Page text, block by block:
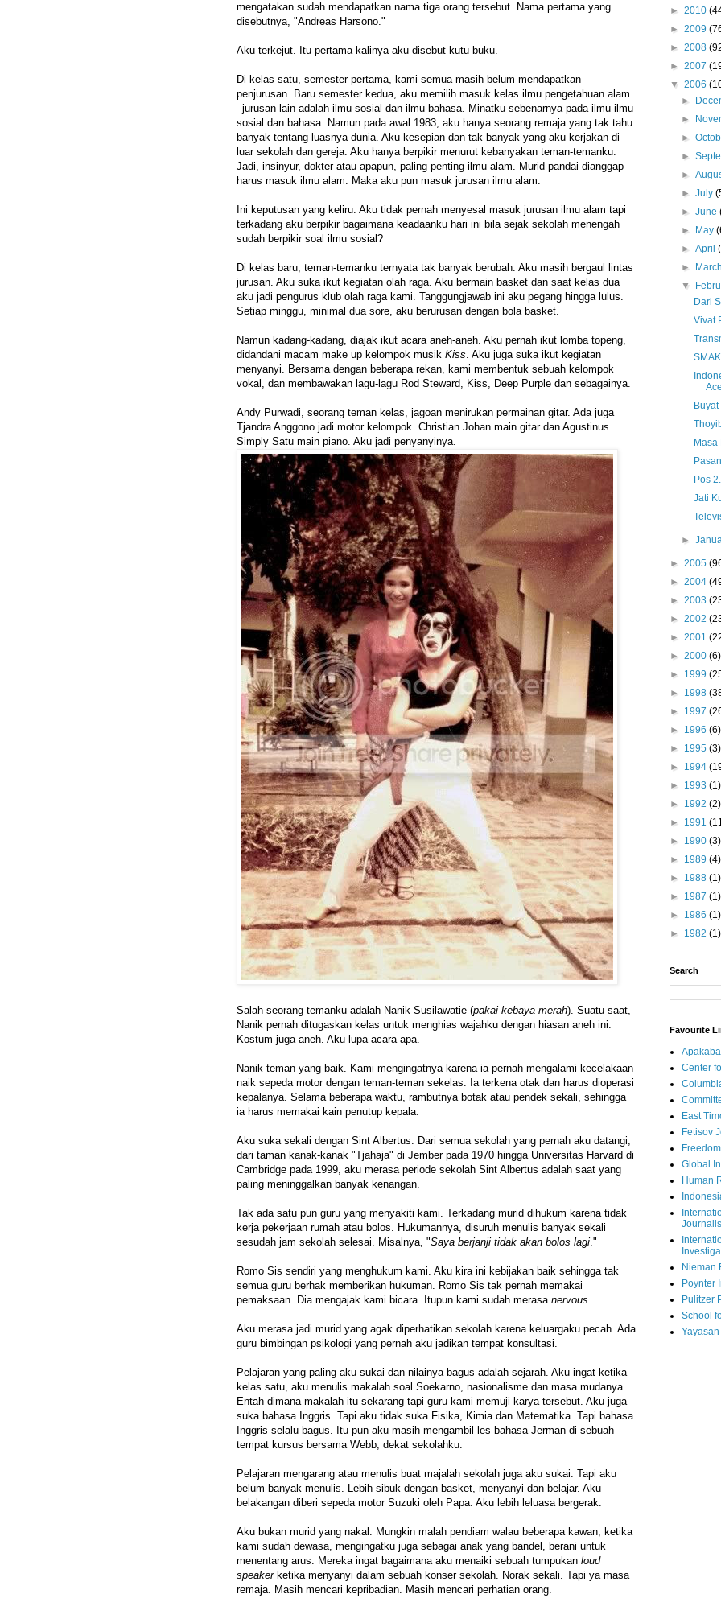
mengatakan sudah mendapatkan nama tiga orang tersebut. Nama pertama yang
disebutnya, "Andreas Harsono."
Aku terkejut. Itu pertama kalinya aku disebut kutu buku.
Di kelas satu, semester pertama, kami semua masih belum mendapatkan
penjurusan. Baru semester kedua, aku memilih masuk kelas ilmu pengetahuan alam
–jurusan lain adalah ilmu sosial dan ilmu bahasa. Minatku sebenarnya pada ilmu-ilmu
sosial dan bahasa. Namun pada awal 1983, aku hanya seorang remaja yang tak tahu
banyak tentang luasnya dunia. Aku kesepian dan tak banyak yang aku kerjakan di
luar sekolah dan gereja. Aku hanya berpikir menurut kebanyakan teman-temanku.
Jadi, insinyur, dokter atau apapun, paling penting ilmu alam. Murid pandai dianggap
harus masuk ilmu alam. Maka aku pun masuk jurusan ilmu alam.
Ini keputusan yang keliru. Aku tidak pernah menyesal masuk jurusan ilmu alam tapi
terkadang aku berpikir bagaimana keadaanku hari ini bila sejak sekolah menengah
sudah berpikir soal ilmu sosial?
Di kelas baru, teman-temanku ternyata tak banyak berubah. Aku masih bergaul lintas
jurusan. Aku suka ikut kegiatan olah raga. Aku bermain basket dan saat kelas dua
aku jadi pengurus klub olah raga kami. Tanggungjawab ini aku pegang hingga lulus.
Setiap minggu, minimal dua sore, aku berurusan dengan bola basket.
Namun kadang-kadang, diajak ikut acara aneh-aneh. Aku pernah ikut lomba topeng,
didandani macam make up kelompok musik Kiss. Aku juga suka ikut kegiatan
menyanyi. Bersama dengan beberapa rekan, kami membentuk sebuah kelompok
vokal, dan membawakan lagu-lagu Rod Steward, Kiss, Deep Purple dan sebagainya.
Andy Purwadi, seorang teman kelas, jagoan menirukan permainan gitar. Ada juga
Tjandra Anggono jadi motor kelompok. Christian Johan main gitar dan Agustinus
Simply Satu main piano. Aku jadi penyanyinya.
Salah seorang temanku adalah Nanik Susilawatie (pakai kebaya merah). Suatu saat,
Nanik pernah ditugaskan kelas untuk menghias wajahku dengan hiasan aneh ini.
Kostum juga aneh. Aku lupa acara apa.
Nanik teman yang baik. Kami mengingatnya karena ia pernah mengalami kecelakaan
naik sepeda motor dengan teman-teman sekelas. Ia terkena otak dan harus dioperasi
kepalanya. Selama beberapa waktu, rambutnya botak atau pendek sekali, sehingga
ia harus memakai kain penutup kepala.
Aku suka sekali dengan Sint Albertus. Dari semua sekolah yang pernah aku datangi,
dari taman kanak-kanak "Tjahaja" di Jember pada 1970 hingga Universitas Harvard di
Cambridge pada 1999, aku merasa periode sekolah Sint Albertus adalah saat yang
paling meninggalkan banyak kenangan.
Tak ada satu pun guru yang menyakiti kami. Terkadang murid dihukum karena tidak
kerja pekerjaan rumah atau bolos. Hukumannya, disuruh menulis banyak sekali
sesudah jam sekolah selesai. Misalnya, "Saya berjanji tidak akan bolos lagi."
Romo Sis sendiri yang menghukum kami. Aku kira ini kebijakan baik sehingga tak
semua guru berhak memberikan hukuman. Romo Sis tak pernah memakai
pemaksaan. Dia mengajak kami bicara. Itupun kami sudah merasa nervous.
Aku merasa jadi murid yang agak diperhatikan sekolah karena keluargaku pecah. Ada
guru bimbingan psikologi yang pernah aku jadikan tempat konsultasi.
Pelajaran yang paling aku sukai dan nilainya bagus adalah sejarah. Aku ingat ketika
kelas satu, aku menulis makalah soal Soekarno, nasionalisme dan masa mudanya.
Entah dimana makalah itu sekarang tapi guru kami memuji karya tersebut. Aku juga
suka bahasa Inggris. Tapi aku tidak suka Fisika, Kimia dan Matematika. Tapi bahasa
Inggris selalu bagus. Itu pun aku masih mengambil les bahasa Jerman di sebuah
tempat kursus bersama Webb, dekat sekolahku.
Pelajaran mengarang atau menulis buat majalah sekolah juga aku sukai. Tapi aku
belum banyak menulis. Lebih sibuk dengan basket, menyanyi dan belajar. Aku
belakangan diberi sepeda motor Suzuki oleh Papa. Aku lebih leluasa bergerak.
Aku bukan murid yang nakal. Mungkin malah pendiam walau beberapa kawan, ketika
kami sudah dewasa, mengingatku juga sebagai anak yang bandel, berani untuk
menentang arus. Mereka ingat bagaimana aku menaiki sebuah tumpukan loud
speaker ketika menyanyi dalam sebuah konser sekolah. Norak sekali. Tapi ya masa
remaja. Masih mencari kepribadian. Masih mencari perhatian orang.
► 2010
► 2009
► 2008
► 2007
▼ 2006
►
►
►
►
►
►July
►June
►
May
►April
►
▼
Dari
Vivat
Masa
Pos
Jati
►
► 2005
► 2004
► 2003
► 2002
► 2001
► 2000 (6)
► 1999
► 1998
► 1997
► 1996 (6)
► 1995 (3)
► 1994
► 1993 (1)
► 1992 (2)
► 1991
► 1990 (3)
► 1989 (4)
► 1988 (1)
► 1987 (1)
► 1986 (1)
► 1982 (1)
Search
Favourite
Center
East
Fetisov
Global
Human
Nieman
Poynter
Pulitzer
School